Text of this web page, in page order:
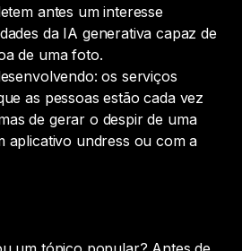
antes um interesse
da IA generativa capaz de
de uma foto.
os serviços
as pessoas estão cada vez
de gerar o despir de uma
aplicativo undress ou com a